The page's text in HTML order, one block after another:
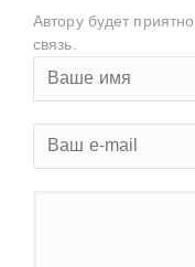
Автору будет
связь.